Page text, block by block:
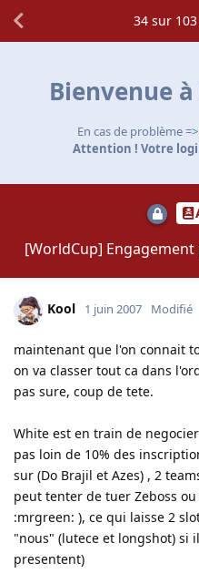
Bienvenue
En cas de problème =>
Attention ! Votre
[WorldCup]
34 sur 103
Kool 1 juin 2007 Modifié
maintenant que l'on connait
on va classer tout ca dans
pas sure, coup de tete.
White est en train de
pas loin de 10% des
sur (Do Brajil et Azes) , 2
peut tenter de tuer Zeboss
:mrgreen: ), ce qui laisse 2
"nous" (lutece et longshot) si
presentent)